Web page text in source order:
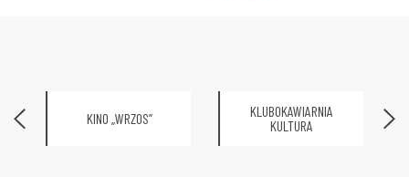
KINO „WRZOS”
KLUBOKAWIARNIA
KULTURA